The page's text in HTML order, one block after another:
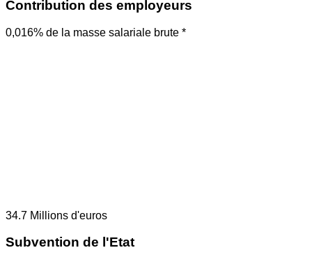
Contribution des employeurs
0,016% de la masse salariale brute *
34.7 Millions d'euros
Subvention de l'Etat